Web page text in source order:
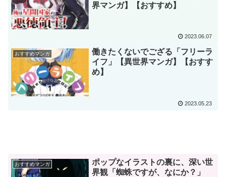
界マンガ】【おすすめ】
2023.06.07
おすすめマンガ
働きたくないでござる「フリーラ
イフ」【異世界マンガ】【おすす
め】
2023.05.23
おすすめマンガ
ポップなイラストの裏に、深い世
界観「蜘蛛ですが、なにか？」